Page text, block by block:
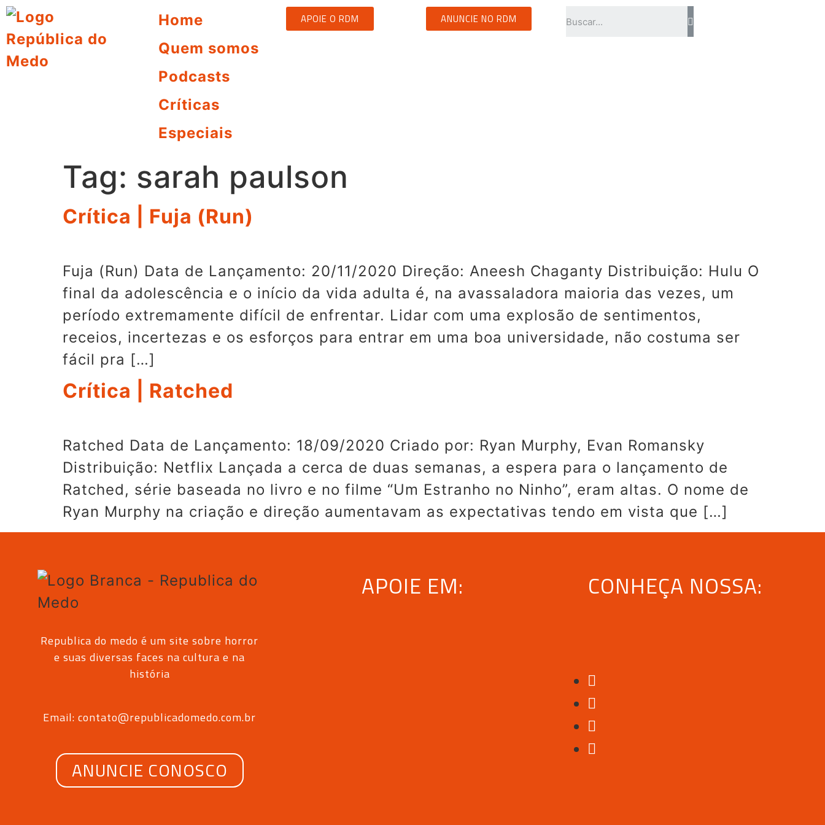
Home
Quem somos
Podcasts
Críticas
Especiais
APOIE O RDM ANUNCIE NO RDM
Tag: sarah paulson
Crítica | Fuja (Run)
Fuja (Run) Data de Lançamento: 20/11/2020 Direção: Aneesh Chaganty Distribuição: Hulu O
final da adolescência e o início da vida adulta é, na avassaladora maioria das vezes, um
período extremamente difícil de enfrentar. Lidar com uma explosão de sentimentos,
receios, incertezas e os esforços para entrar em uma boa universidade, não costuma ser
fácil pra […]
Crítica | Ratched
Ratched Data de Lançamento: 18/09/2020 Criado por: Ryan Murphy, Evan Romansky
Distribuição: Netflix Lançada a cerca de duas semanas, a espera para o lançamento de
Ratched, série baseada no livro e no filme “Um Estranho no Ninho”, eram altas. O nome de
Ryan Murphy na criação e direção aumentavam as expectativas tendo em vista que […]
Republica do medo é um site sobre horror
e suas diversas faces na cultura e na
história
Email: contato@republicadomedo.com.br
ANUNCIE CONOSCO
APOIE EM: CONHEÇA NOSSA: